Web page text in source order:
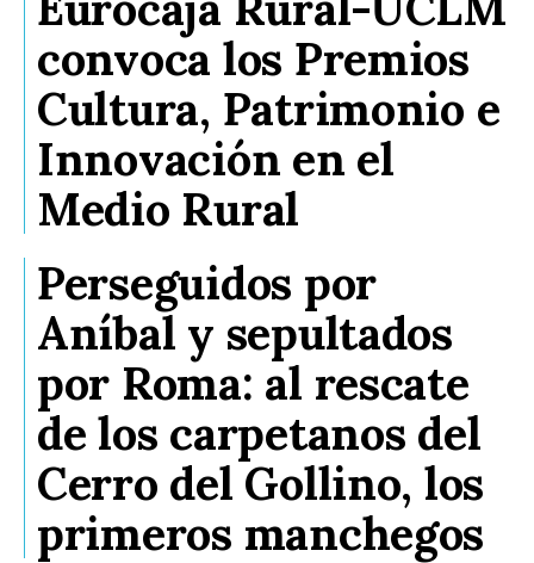
convoca los Premios
Cultura, Patrimonio e
Innovación en el
Medio Rural
Perseguidos por
Aníbal y sepultados
por Roma: al rescate
de los carpetanos del
Cerro del Gollino, los
primeros manchegos